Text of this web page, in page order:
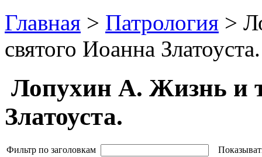
Главная > Патрология >
святого Иоанна Златоуста.
Лопухин А. Жизнь и
Златоуста.
Фильтр по заголовкам